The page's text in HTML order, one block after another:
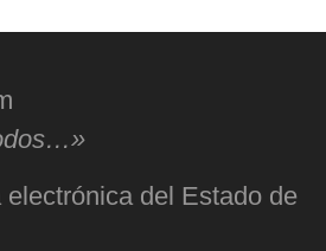
del Estado de